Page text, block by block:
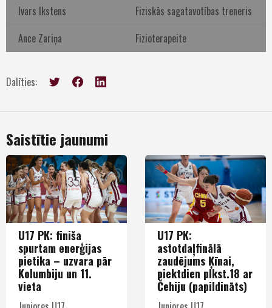
Ivars Ikstens
Fiziskās sagatavotības treneris
Ance Zariņa
Fizioterapeite
Dalīties:
Saistītie jaunumi
U17 PK: finiša
spurtam enerģijas
pietika – uzvara pār
Kolumbiju un 11.
vieta
U17 PK:
astotdaļfinālā
zaudējums Ķīnai,
piektdien plkst.18 ar
Čehiju (papildināts)